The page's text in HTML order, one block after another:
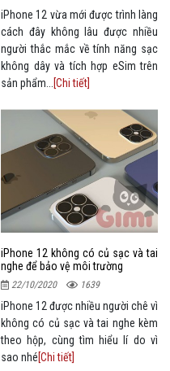
iPhone 12 vừa mới được trình làng
cách đây không lâu được nhiều
người thắc mắc về tính năng sạc
không dây và tích hợp eSim trên
sản phẩm...
[Chi tiết]
iPhone 12 không có củ sạc và tai
nghe để bảo vệ môi trường
22/10/2020 1639
iPhone 12 được nhiều người chê vì
không có củ sạc và tai nghe kèm
theo hộp, cùng tìm hiểu lí do vì
sao nhé[Chi tiết]